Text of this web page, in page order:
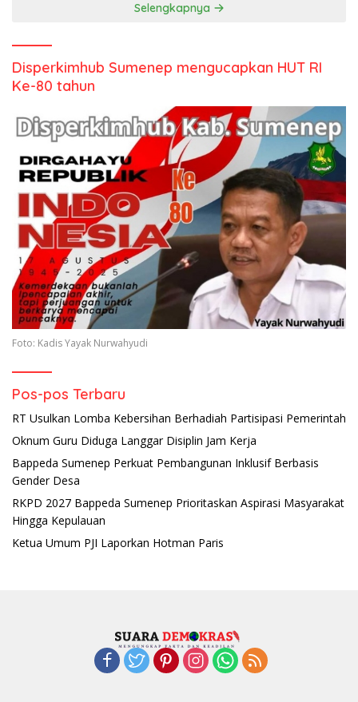
Selengkapnya
Disperkimhub Sumenep mengucapkan HUT RI
Ke-80 tahun
Foto: Kadis Yayak Nurwahyudi
Pos-pos Terbaru
RT Usulkan Lomba Kebersihan Berhadiah Partisipasi Pemerintah
Oknum Guru Diduga Langgar Disiplin Jam Kerja
Bappeda Sumenep Perkuat Pembangunan Inklusif Berbasis
Gender Desa
RKPD 2027 Bappeda Sumenep Prioritaskan Aspirasi Masyarakat
Hingga Kepulauan
Ketua Umum PJI Laporkan Hotman Paris